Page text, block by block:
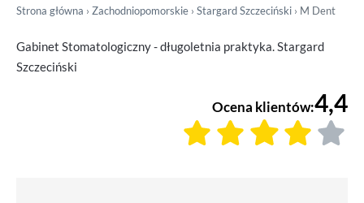
Strona główna › Zachodniopomorskie › Stargard Szczeciński › M Dent
Gabinet Stomatologiczny - długoletnia praktyka. Stargard
Szczeciński
Ocena klientów:4,4